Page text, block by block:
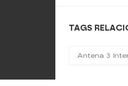
TAGS
Antena 3